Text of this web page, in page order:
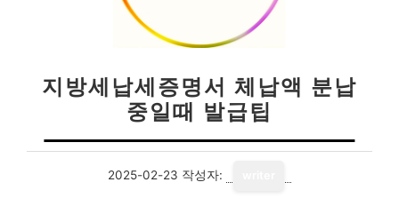
지방세납세증명서 체납액 분납
중일때 발급팁
2025-02-23 작성자: